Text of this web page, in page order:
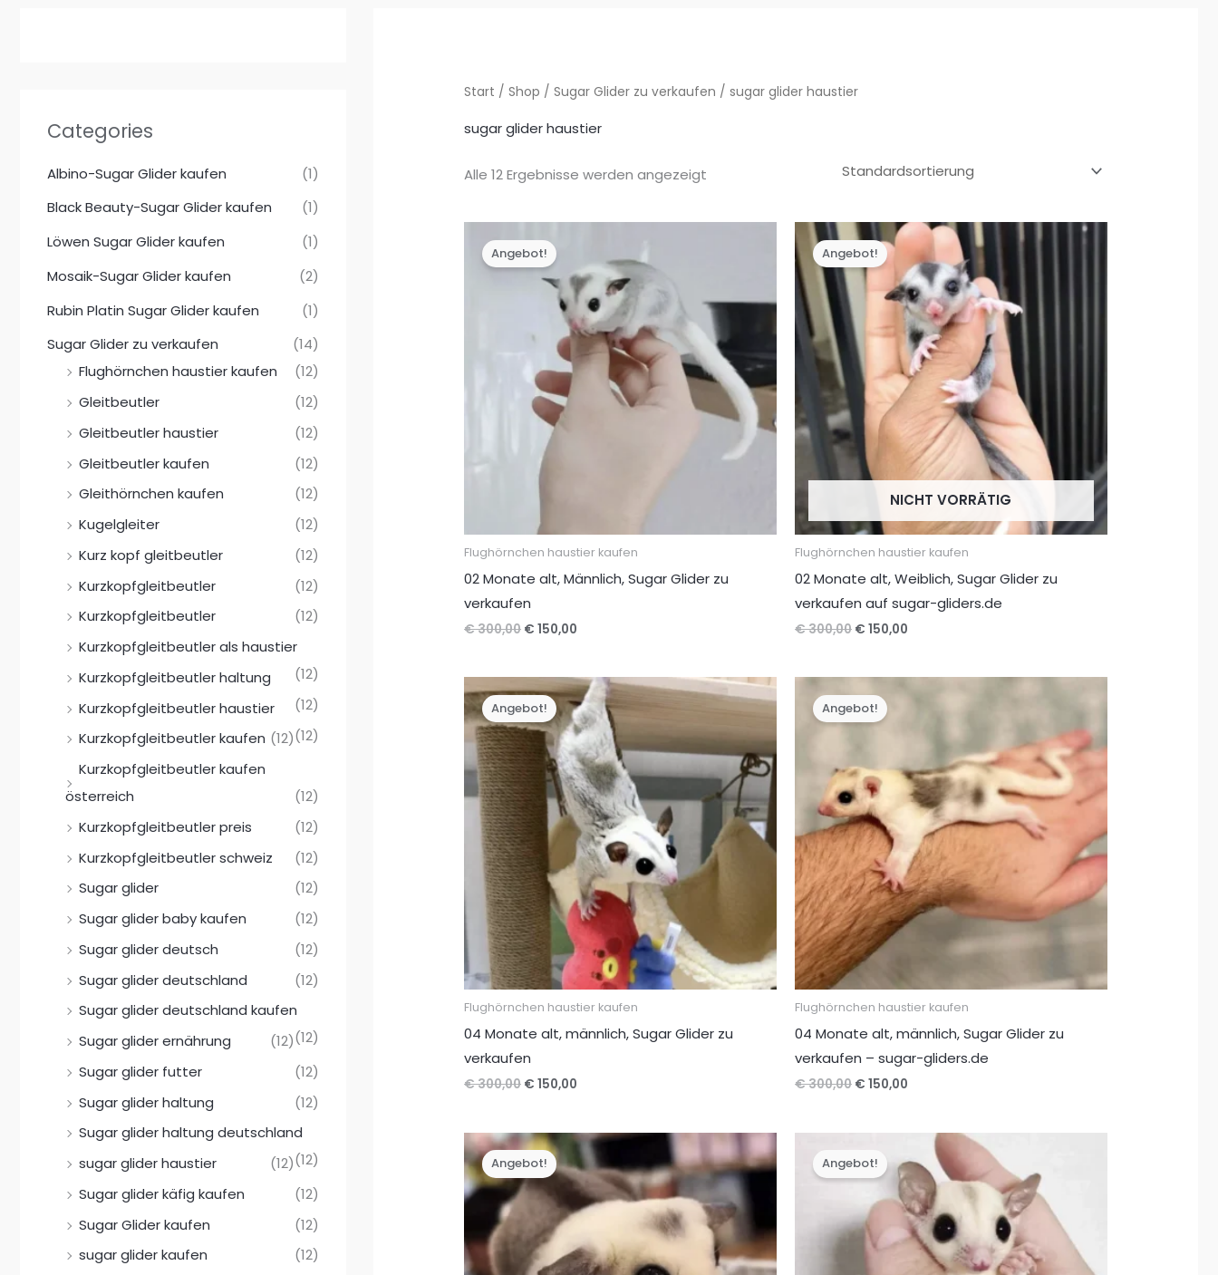
Categories
Albino-Sugar Glider kaufen
(1)
Black Beauty-Sugar Glider kaufen
(1)
Löwen Sugar Glider kaufen
(1)
Mosaik-Sugar Glider kaufen
(2)
Rubin Platin Sugar Glider kaufen
(1)
Sugar Glider zu verkaufen
(14)
Flughörnchen haustier kaufen
(12)
Gleitbeutler
(12)
Gleitbeutler haustier
(12)
Gleitbeutler kaufen
(12)
Gleithörnchen kaufen
(12)
Kugelgleiter
(12)
Kurz kopf gleitbeutler
(12)
Kurzkopfgleitbeutler
(12)
Kurzkopfgleitbeutler
(12)
Kurzkopfgleitbeutler als haustier
(12)
Kurzkopfgleitbeutler haltung
(12)
Kurzkopfgleitbeutler haustier
(12)
Kurzkopfgleitbeutler kaufen (12)
Kurzkopfgleitbeutler kaufen
österreich
(12)
Kurzkopfgleitbeutler preis
(12)
Kurzkopfgleitbeutler schweiz
(12)
Sugar glider
(12)
Sugar glider baby kaufen
(12)
Sugar glider deutsch
(12)
Sugar glider deutschland
(12)
Sugar glider deutschland kaufen
(12)
Sugar glider ernährung
(12)
Sugar glider futter
(12)
Sugar glider haltung
(12)
Sugar glider haltung deutschland
(12)
sugar glider haustier
(12)
Sugar glider käfig kaufen
(12)
Sugar Glider kaufen
(12)
sugar glider kaufen
(12)
Start /Shop /Sugar Glider zu verkaufen / sugar glider haustier
sugar glider haustier
Alle 12 Ergebnisse werden angezeigt
Angebot!
Flughörnchen haustier kaufen
02 Monate alt, Männlich, Sugar Glider zu
verkaufen
€300,00 Ursprünglicher
€ 300,00
€ 150,00
€ 150,00.
NICHT VORRÄTIG
Angebot!
Flughörnchen haustier kaufen
02 Monate alt, Weiblich, Sugar Glider zu
verkaufen auf sugar-gliders.de
€300,00 Ursprünglicher
€ 300,00
€ 150,00
€ 150,00.
Angebot!
Flughörnchen haustier kaufen
04 Monate alt, männlich, Sugar Glider zu
verkaufen
€300,00 Ursprünglicher
€ 300,00
€ 150,00
€ 150,00.
Angebot!
Flughörnchen haustier kaufen
04 Monate alt, männlich, Sugar Glider zu
verkaufen – sugar-gliders.de
€300,00 Ursprünglicher
€ 300,00
€ 150,00
€ 150,00.
Angebot!
Angebot!